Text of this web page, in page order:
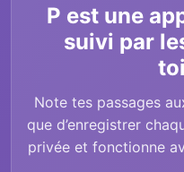
P est une
suivi par
Note tes passages
que d’enregistrer
privée et fonctionne